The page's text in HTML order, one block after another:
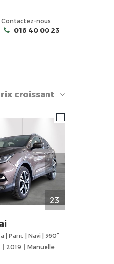
Contactez-nous
016 40 00 23
croissant
23
| Pano | Navi | 360°
2019 Manuelle